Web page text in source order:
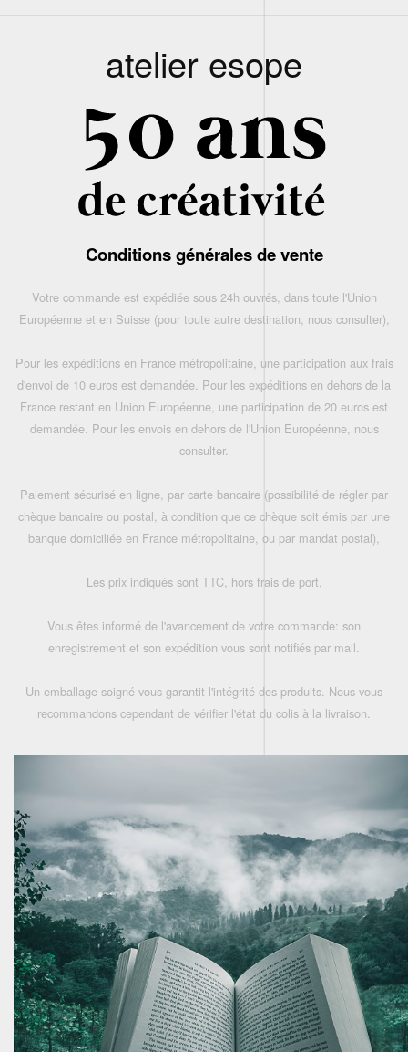
atelier esope
Conditions générales de vente
Votre commande est expédiée sous 24h ouvrés, dans toute l'Union
Européenne et en Suisse (pour toute autre destination, nous consulter),
Pour les expéditions en France métropolitaine, une participation aux frais
d'envoi de 10 euros est demandée. Pour les expéditions en dehors de la
France restant en Union Européenne, une participation de 20 euros est
demandée. Pour les envois en dehors de l'Union Européenne, nous
consulter.
Paiement sécurisé en ligne, par carte bancaire (possibilité de régler par
chèque bancaire ou postal, à condition que ce chèque soit émis par une
banque domiciliée en France métropolitaine, ou par mandat postal),
Les prix indiqués sont TTC, hors frais de port,
Vous êtes informé de l'avancement de votre commande: son
enregistrement et son expédition vous sont notifiés par mail.
Un emballage soigné vous garantit l'intégrité des produits. Nous vous
recommandons cependant de vérifier l'état du colis à la livraison.